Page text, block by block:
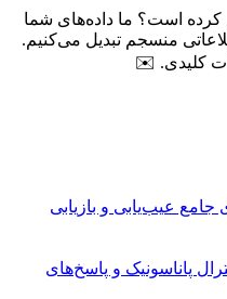
کرده است؟ ما داده‌های شما
منسجم تبدیل می‌کنیم.
کلیدی. ✉️
عیب‌یابی و بازیابی
پاناسونیک و پاسخ‌های